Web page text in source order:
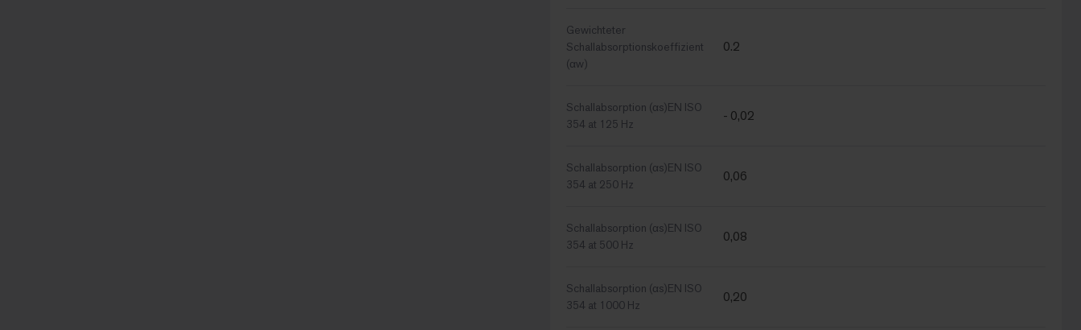
Gewichteter
Schallabsorptionskoeffizient
(αw)
0.2
Schallabsorption (αs)EN ISO
354 at 125 Hz
- 0,02
Schallabsorption (αs)EN ISO
354 at 250 Hz
0,06
Schallabsorption (αs)EN ISO
354 at 500 Hz
0,08
Schallabsorption (αs)EN ISO
354 at 1000 Hz
0,20